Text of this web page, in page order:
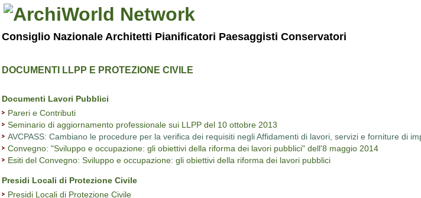
Consiglio Nazionale Architetti Pianificatori Paesaggisti Conservatori
DOCUMENTI LLPP E PROTEZIONE CIVILE
Documenti Lavori Pubblici
Pareri e Contributi
Seminario di aggiornamento professionale sui LLPP del 10 ottobre 2013
AVCPASS: Cambiano le procedure per la verifica dei requisiti negli Affidamenti di lavori, servizi e forniture di
Convegno: "Sviluppo e occupazione: gli obiettivi della riforma dei lavori pubblici" dell'8 maggio 2014
Esiti del Convegno: Sviluppo e occupazione: gli obiettivi della riforma dei lavori pubblici
Presidi Locali di Protezione Civile
Presidi Locali di Protezione Civile